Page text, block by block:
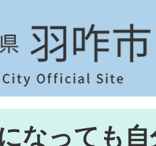
なっても